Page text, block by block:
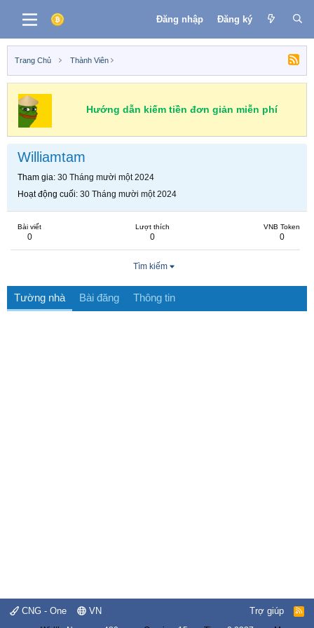
Đăng nhập Đăng ký
Trang Chủ Thành Viên
Hướng dẫn kiếm tiền đơn giản miễn phí
Williamtam
Tham gia 30 Tháng mười một 2024
Hoạt động cuối 30 Tháng mười một 2024
Bài viết
0
Lượt thích
0
VNB Token
0
Tìm kiếm
Tường nhà Bài đăng Thông tin
CNG - One VN Trợ giúp
R